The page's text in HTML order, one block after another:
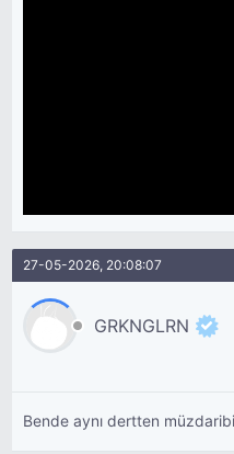
27-05-2026, 20:08:07
GRKNGLRN
Bende aynı dertten